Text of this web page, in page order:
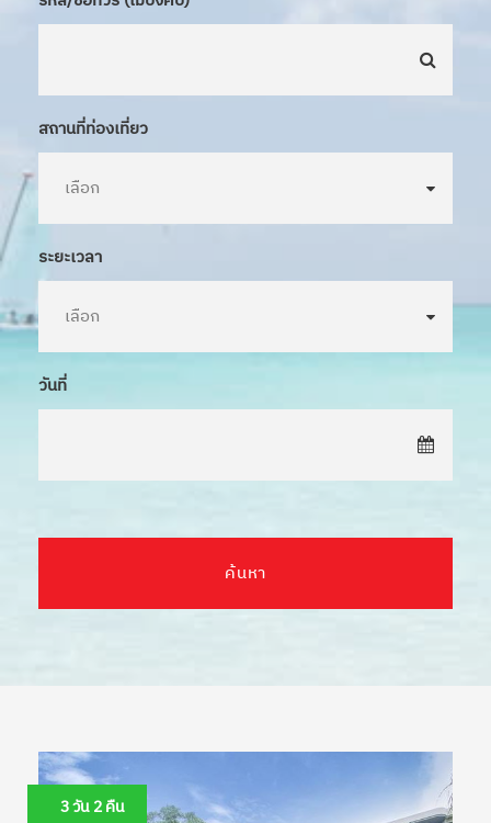
สถานที่ท่องเที่ยว
ระยะเวลา
วันที่
3 วัน 2 คืน